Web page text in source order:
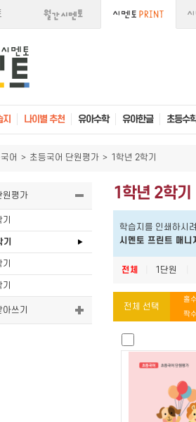
나이별 추천 유아수학 유아한글 초등수
어 > 초등국어 단원평가 > 1학년 2학기
원평가
쓰기
1학년 2학기
학습지를 인쇄하시
시멘토 프린트 매니
전체 1단원
전체 선택
홀
짝